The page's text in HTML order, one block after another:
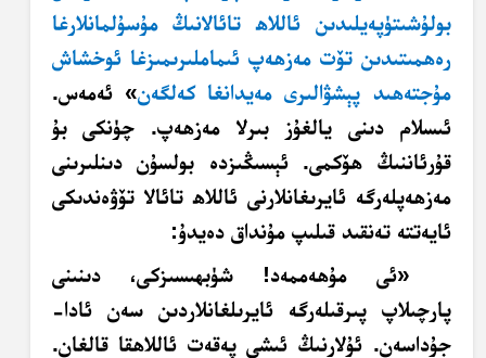
بولۇشىتۈپەيلىدىن ئاللاھ تائالانىڭ مۇسۇلمانلارغا
رەھمىتىدىن تۆت مەزھەپ ئىماملىرىمىزغا ئوخشاش
مۇجتەھىد پېشۋالىرى مەيدانغا كەلگەن» ئەمەس.
ئىسلام دىنىيالغۇز بىرلا مەزھەپ. چۈنكى بۇ
قۇرئاننىڭ ھۆكمى. ئېسىڭىزدە بولسۇن دىنلىرىنى
مەزھەپلەرگەئايرىغانلارنى ئاللاھ تائالا تۆۋەندىكى
ئايەتتە تەنقىد قىلىپ مۇنداق دەيدۇ:
«ئى مۇھەممەد! شۈبھىسىزكى، دىنىنى
پارچىلاپ پىرقىلەرگە ئايرىلغانلاردىن سەن ئادا-
جۇداسەن. ئۇلارنىڭ ئىشى پەقەت ئاللاھقا قالغان.